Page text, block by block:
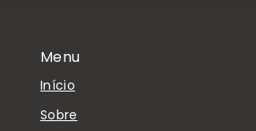
Menu
Início
Sobre